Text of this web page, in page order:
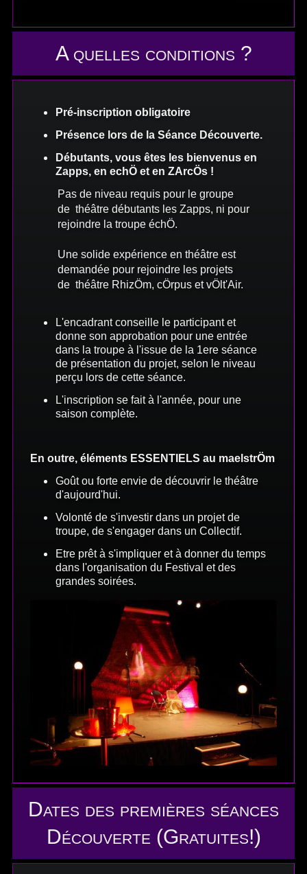
A quelles conditions ?
Pré-inscription obligatoire
Présence lors de la Séance Découverte.
Débutants, vous êtes les bienvenus en
Zapps, en echÖ et en ZArcÖs !
Pas de niveau requis pour le groupe
de théâtre débutants les Zapps, ni pour
rejoindre la troupe échÖ.
Une solide expérience en théâtre est
demandée pour rejoindre les projets
de théâtre RhizÖm, cÖrpus et vÖlt'Air.
L'encadrant conseille le participant et
donne son approbation pour une entrée
dans la troupe à l'issue de la 1ere séance
de présentation du projet, selon le niveau
perçu lors de cette séance.
L'inscription se fait à l'année, pour une
saison complète.
En outre, éléments ESSENTIELS au maelstrÖm
Goût ou forte envie de découvrir le théâtre
d'aujourd'hui.
Volonté de s'investir dans un projet de
troupe, de s'engager dans un Collectif.
Etre prêt à s'impliquer et à donner du temps
dans l'organisation du Festival et des
grandes soirées.
Dates des premières séances
Découverte (Gratuites!)